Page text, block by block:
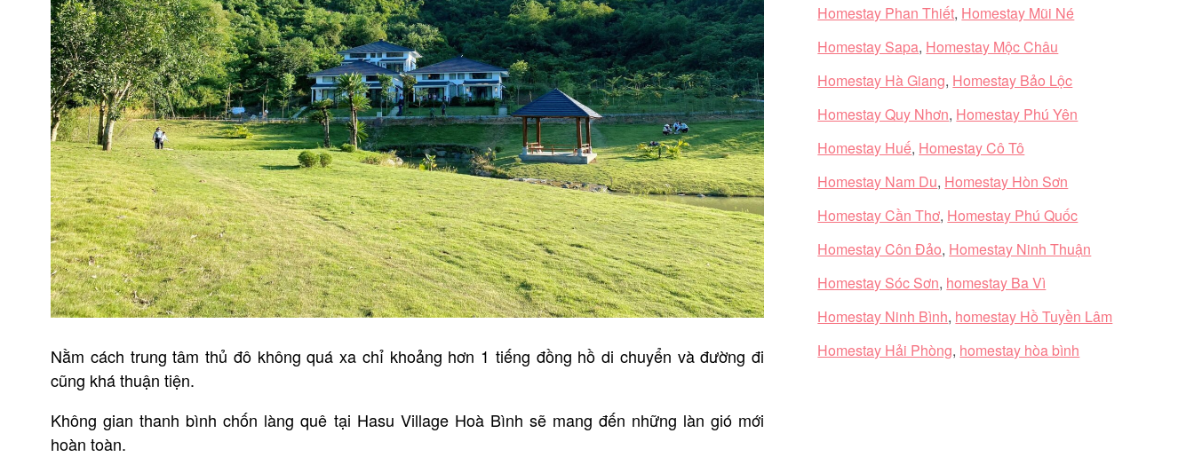
Nằm cách trung tâm thủ đô không quá xa chỉ khoảng hơn 1 tiếng đồng hồ di chuyển và đường đi
cũng khá thuận tiện.
Không gian thanh bình chốn làng quê tại Hasu Village Hoà Bình sẽ mang đến những làn gió mới
hoàn toàn.
Homestay Phan Thiết, Homestay Mũi Né
Homestay Sapa, Homestay Mộc Châu
Homestay Hà Giang, Homestay Bảo Lộc
Homestay Quy Nhơn, Homestay Phú Yên
Homestay Huế, Homestay Cô Tô
Homestay Nam Du, Homestay Hòn Sơn
Homestay Cần Thơ, Homestay Phú Quốc
Homestay Côn Đảo, Homestay Ninh Thuận
Homestay Sóc Sơn, homestay Ba Vì
Homestay Ninh Bình, homestay Hồ Tuyền Lâm
Homestay Hải Phòng, homestay hòa bình